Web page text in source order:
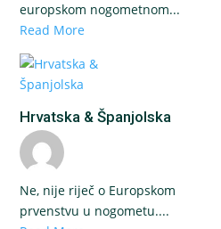
europskom nogometnom...
Read More
Hrvatska & Španjolska
Ne, nije riječ o Europskom
prvenstvu u nogometu....